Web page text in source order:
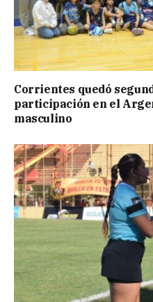
Corrientes quedó
participación en el
masculino